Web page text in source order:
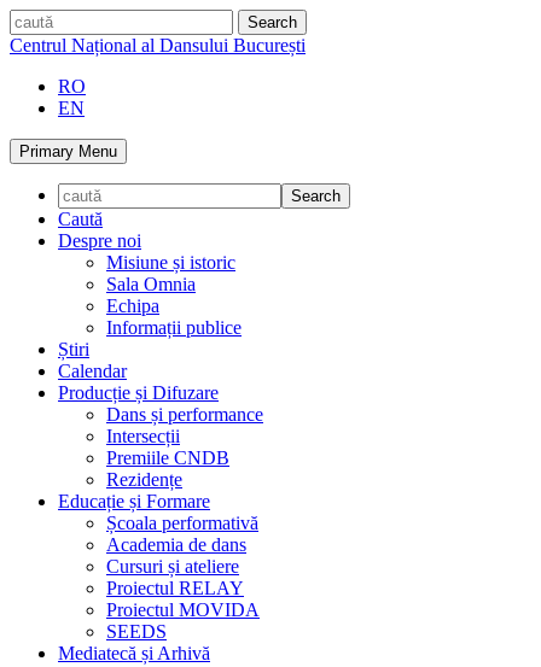
Skip
to
caută
Centrul Național al Dansului București
RO
EN
Primary Menu
Caută
Despre noi
Misiune și istoric
Sala Omnia
Echipa
Informații publice
Știri
Calendar
Producție și Difuzare
Dans și performance
Intersecții
Premiile CNDB
Rezidențe
Educație și Formare
Școala performativă
Academia de dans
Cursuri și ateliere
Proiectul RELAY
Proiectul MOVIDA
SEEDS
Mediatecă și Arhivă